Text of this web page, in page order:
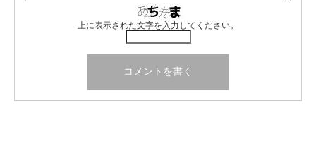
上に表示された文字を入力してください。